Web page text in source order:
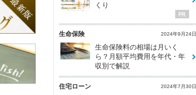
くり
生命保険 2024年9月24日
生命保険料の相場は月いく
ら？月額平均費用を年代・年
収別で解説
住宅ローン 2024年7月30日